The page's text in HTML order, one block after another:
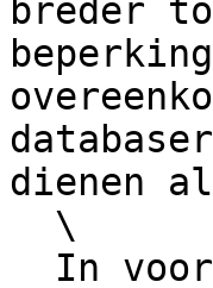
breder
dienen